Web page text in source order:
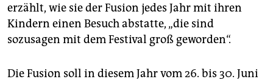
erzählt, wie sie der Fusion jedes Jahr mit ihren
Kindern einen Besuch abstatte, „die sind
sozusagen mit dem Festival groß geworden“.
Die Fusion soll in diesem Jahr vom 26. bis 30. Juni